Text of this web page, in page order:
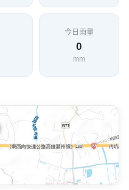
今日雨量
0
mm